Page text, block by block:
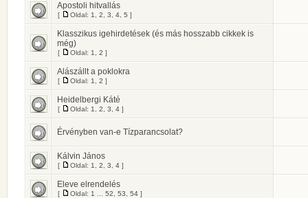
Apostoli hitvallás
[ Oldal: 1 2 3 4 5 ]
Klasszikus igehirdetések (és más hosszabb cikkek is
még)
[ Oldal: 1 2 ]
Alászállt a poklokra
[ Oldal: 1 2 ]
Heidelbergi Káté
[ Oldal: 1 2 3 4 ]
Érvényben van-e Tízparancsolat?
Kálvin János
[ Oldal: 1 2 3 4 ]
Eleve elrendelés
[ Oldal: 1 52 53 54 ]